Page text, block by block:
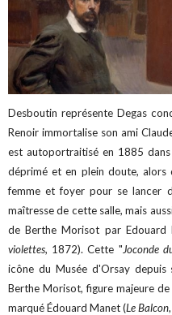
Desboutin représente Degas
Renoir immortalise son ami
est autoportraitisé en 1885
déprimé et en plein doute, alors
femme et foyer pour se lancer
maîtresse de cette salle, mais
de Berthe Morisot par Edouard
violettes, 1872). Cette "Joconde
icône du Musée d'Orsay
Berthe Morisot, figure majeure
marqué Édouard Manet (Le Balcon